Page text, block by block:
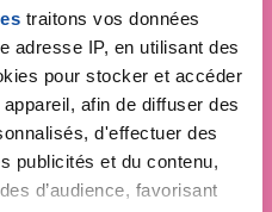
traitons vos données
adresse IP, en utilisant des
pour stocker et accéder
afin de diffuser des
d'effectuer des
publicités et du contenu,
d’audience, favorisant